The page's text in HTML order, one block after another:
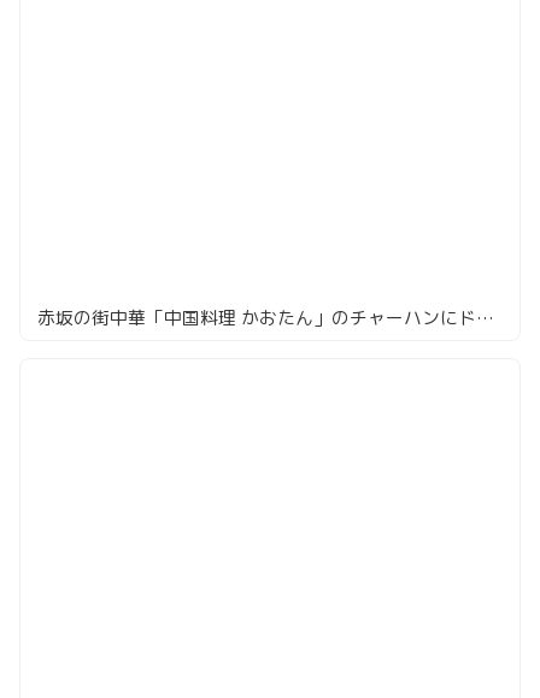
赤坂の街中華「中国料理 かおたん」のチャーハンにドハマリ